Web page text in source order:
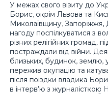
У межах свого візиту до
Борис, окрім Львова та
Миколаївщину, Запоріжжя,
нагоду поспілкуватися з
різних релігійних громад,
постраждали від війни.
близьких, будинок,
пережив окупацію та
після поїздки владика
в інтерв’ю з журналісткою